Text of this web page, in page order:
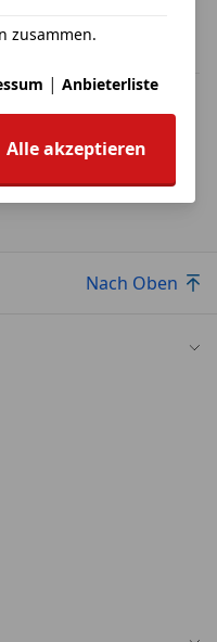
Kilometerstand,
kann die elektrische
Nach Oben
zusammen.
| Anbieterliste
Alle akzeptieren